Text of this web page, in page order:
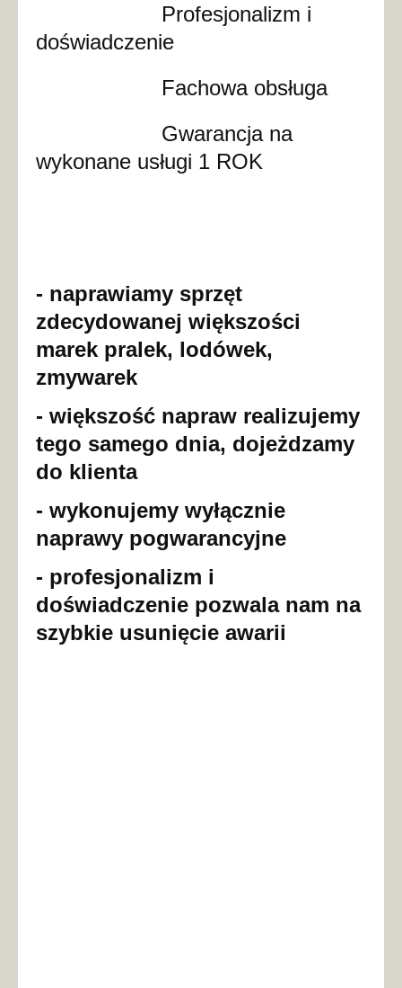
Profesjonalizm i
doświadczenie
Fachowa obsługa
Gwarancja na
wykonane usługi 1 ROK
- naprawiamy sprzęt
zdecydowanej większości
marek pralek, lodówek,
zmywarek
- większość napraw realizujemy
tego samego dnia, dojeżdzamy
do klienta
- wykonujemy wyłącznie
naprawy pogwarancyjne
- profesjonalizm i
doświadczenie pozwala nam na
szybkie usunięcie awarii